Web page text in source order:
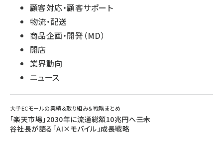
顧客対応・顧客サポート
物流・配送
商品企画・開発（MD）
開店
業界動向
ニュース
大手ECモールの業績＆取り組み＆戦略まとめ
「楽天市場」2030年に流通総額10兆円へ――三木
谷社長が語る「AI×モバイル」成長戦略